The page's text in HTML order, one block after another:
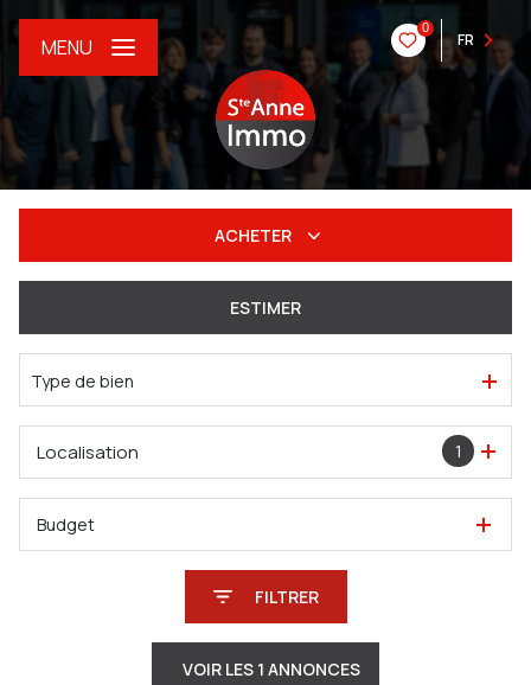
0
FR
MENU
ACHETER
Du neuf
De l'immo pro
ESTIMER
Type de bien
1
Localisation
Budget
FILTRER
VOIR LES 1 ANNONCES